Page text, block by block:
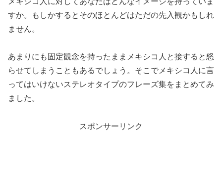
すか。もしかするとそのほとんどはただの先入観かもしれ
ません。
あまりにも固定観念を持ったままメキシコ人と接すると怒
らせてしまうこともあるでしょう。そこでメキシコ人に言
ってはいけないステレオタイプのフレーズ集をまとめてみ
ました。
スポンサーリンク